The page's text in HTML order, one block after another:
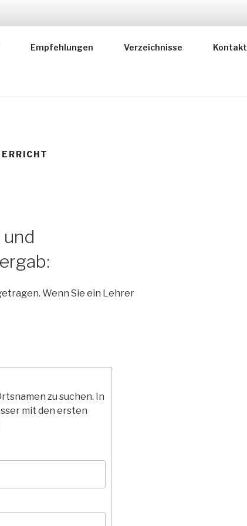
FÜR MUSIKLEHRER
Empfehlungen Verzeichnisse Kontakt
Wenn Sie ein Lehrer
zu suchen. In
mit den ersten